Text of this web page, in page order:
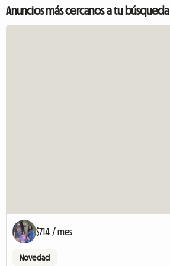
Anuncios más cercanos a tu búsqueda
$714 / mes
Novedad